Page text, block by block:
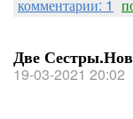
комментарии: 1
Две
19-03-2021 20:02